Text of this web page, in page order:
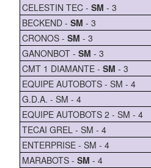
CELESTIN TEC - SM - 3
BECKEND - SM - 3
CRONOS - SM - 3
GANONBOT - SM - 3
CMT 1 DIAMANTE - SM - 3
EQUIPE AUTOBOTS - SM - 4
G.D.A. - SM - 4
EQUIPE AUTOBOTS 2 - SM - 4
TECAI GREL - SM - 4
ENTERPRISE - SM - 4
MARABOTS - SM - 4